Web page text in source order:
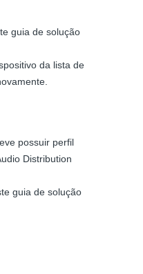
guia de solução
da lista de
possuir perfil
Distribution
guia de solução